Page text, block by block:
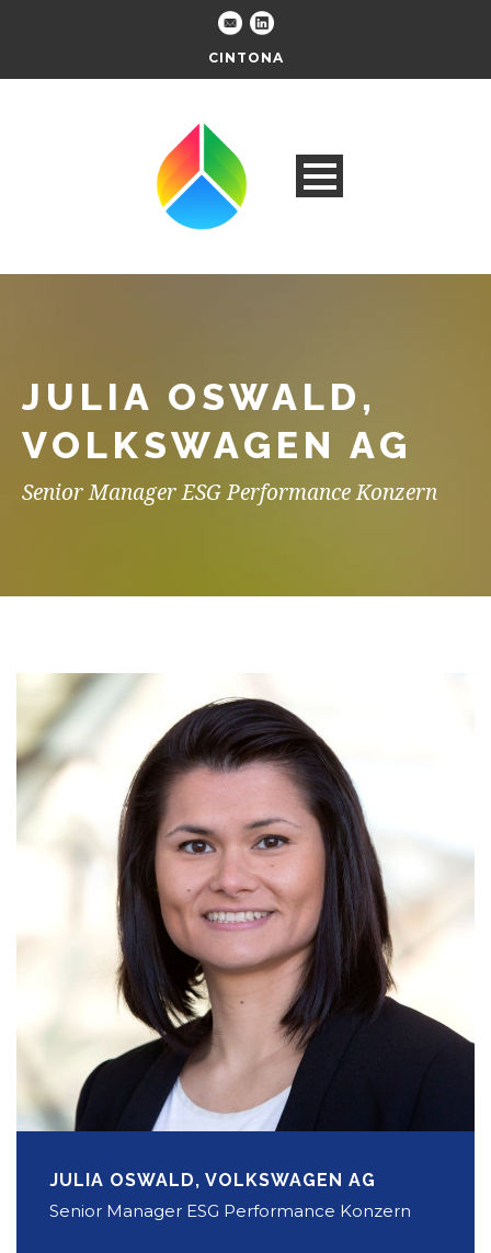
CINTONA
JULIA OSWALD,
VOLKSWAGEN AG
Senior Manager ESG Performance Konzern
JULIA OSWALD, VOLKSWAGEN AG
Senior Manager ESG Performance Konzern